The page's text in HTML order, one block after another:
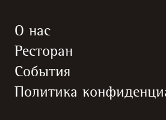
О нас
Ресторан
События
Политика